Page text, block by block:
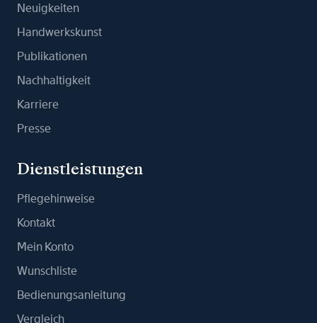
Neuigkeiten
Handwerkskunst
Publikationen
Nachhaltigkeit
Karriere
Presse
Dienstleistungen
Pflegehinweise
Kontakt
Mein Konto
Wunschliste
Bedienungsanleitung
Vergleich